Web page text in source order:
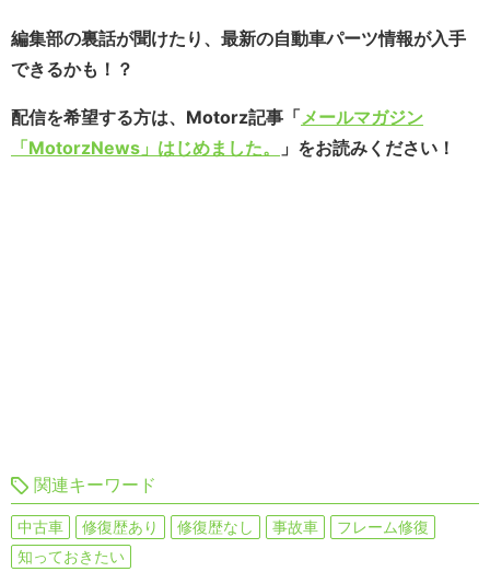
編集部の裏話が聞けたり、最新の自動車パーツ情報が入手
できるかも！？
配信を希望する方は、Motorz記事「メールマガジン
「MotorzNews」はじめました。
」をお読みください！
関連キーワード
中古車 修復歴あり 修復歴なし 事故車
フレーム修復
知っておきたい